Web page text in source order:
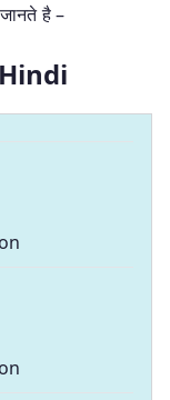
है –
Hindi